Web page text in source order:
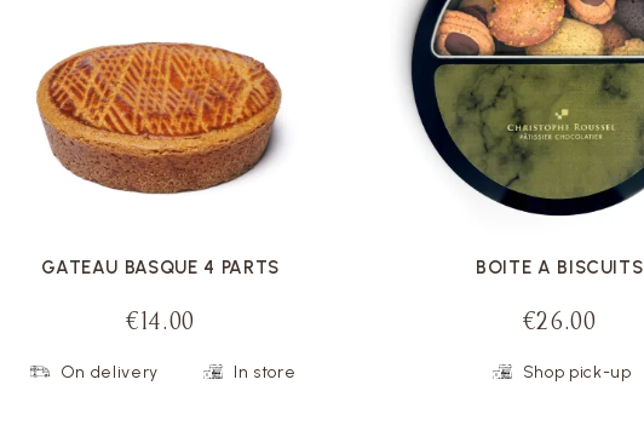
GATEAU BASQUE 4 PARTS
€14.00
On delivery In store
VOIR LA FICHE
BOITE A BISCUITS
€26.00
Shop pick-up
VOIR LA FICHE